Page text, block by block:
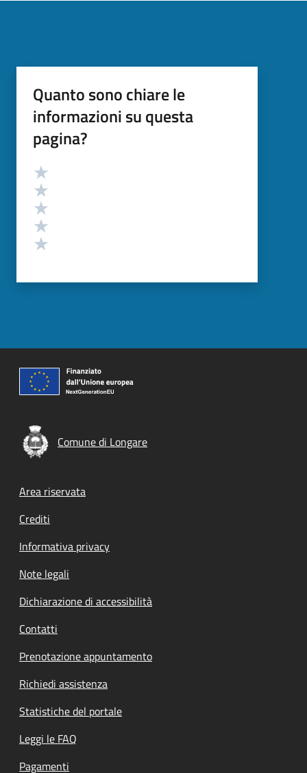
Quanto sono chiare le
informazioni su questa
pagina?
Valutazione
Comune di Longare
Footer menu
Area riservata
Crediti
Informativa privacy
Note legali
Dichiarazione di accessibilità
Contatti
Prenotazione appuntamento
Richiedi assistenza
Statistiche del portale
Leggi le FAQ
Pagamenti